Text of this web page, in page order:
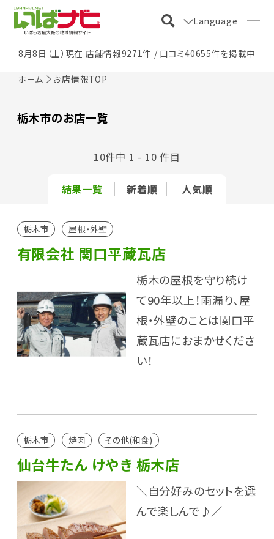
Language
8月8日（土）現在 店舗情報9271件 / 口コミ40655件を掲載中
ホーム お店情報TOP
栃木市のお店一覧
結果一覧 新着順 人気順
10件中 1 - 10 件目
栃木市 屋根・外壁
有限会社 関口平蔵瓦店
栃木の屋根を守り続け
て90年以上！雨漏り、屋
根・外壁のことは関口平
蔵瓦店におまかせくださ
い！
栃木市 焼肉 その他(和食)
仙台牛たん けやき 栃木店
＼自分好みのセットを選
んで楽しんで♪／